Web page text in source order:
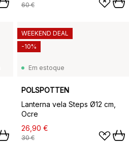
60 €
Em estoque
POLSPOTTEN
Lanterna vela Steps Ø12 cm,
Ocre
26,90 €
30 €
WEEKEND DEAL
-10%